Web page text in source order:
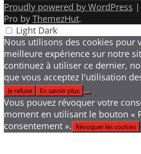
Proudly powered by WordPress |
Pro by ThemezHut.
Light Dark
Nous utilisons des cookies pour
meilleure expérience sur notre
continuez à utiliser ce dernier,
que vous acceptez l'utilisation
Je refuse
En savoir plus
Vous pouvez révoquer votre
moment en utilisant le bouton «
consentement ». Révoquer les cookies